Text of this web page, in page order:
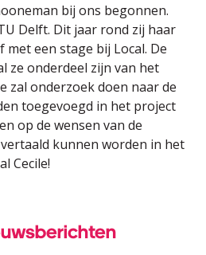
bij ons begonnen.
Delft. Dit jaar rond zij haar
een stage bij Local. De
ze onderdeel zijn van het
zal onderzoek doen naar de
toegevoegd in het project
op de wensen van de
kunnen worden in het
Cecile!